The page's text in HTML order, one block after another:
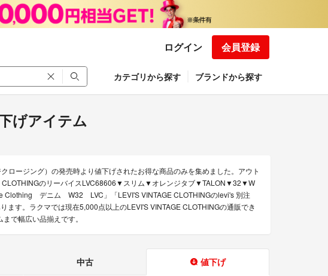
ログイン 会員登録
カテゴリから探す ブランドから探す
げアイテム
ロージング）の発売時より値下げされたお得な商品のみを集めました。アウト
CLOTHINGのリーバイスLVC68606▼スリム▼オレンジタブ▼TALON▼32▼W
Clothing デニム W32 LVC」「LEVI'S VINTAGE CLOTHINGのlevi's 別注
。ラクマでは現在5,000点以上のLEVI'S VINTAGE CLOTHINGの通販でき
で幅広い品揃えです。
中古 値下げ